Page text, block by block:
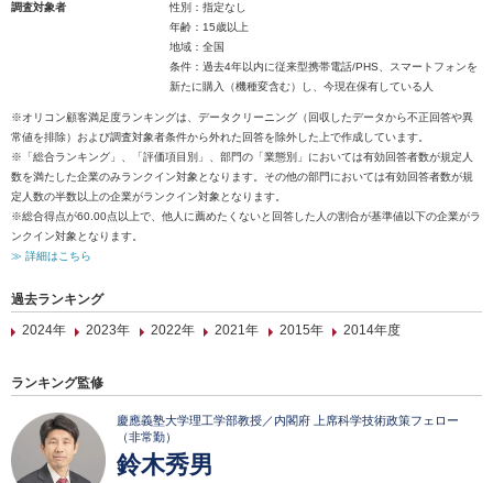
調査対象者
性別：指定なし
年齢：15歳以上
地域：全国
条件：過去4年以内に従来型携帯電話/PHS、スマートフォンを
新たに購入（機種変含む）し、今現在保有している人
※オリコン顧客満足度ランキングは、データクリーニング（回収したデータから不正回答や異
常値を排除）および調査対象者条件から外れた回答を除外した上で作成しています。
※「総合ランキング」、「評価項目別」、部門の「業態別」においては有効回答者数が規定人
数を満たした企業のみランクイン対象となります。その他の部門においては有効回答者数が規
定人数の半数以上の企業がランクイン対象となります。
※総合得点が60.00点以上で、他人に薦めたくないと回答した人の割合が基準値以下の企業がラ
ンクイン対象となります。
≫ 詳細はこちら
過去ランキング
2024年
2023年 2022年 2021年 2015年 2014年度
ランキング監修
慶應義塾大学理工学部教授／内閣府 上席科学技術政策フェロー
（非常勤）
鈴木秀男